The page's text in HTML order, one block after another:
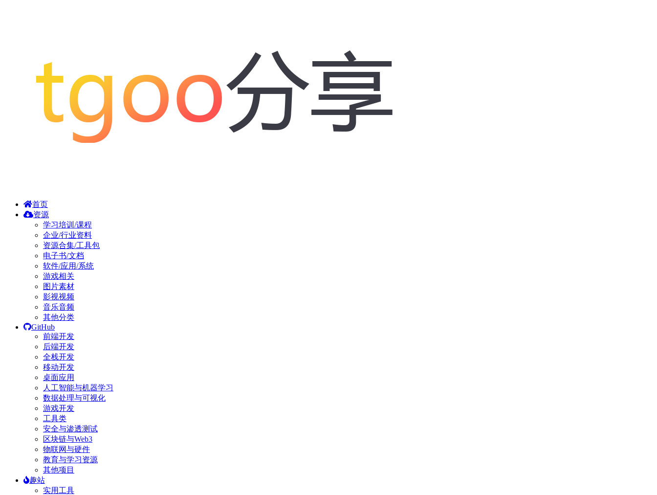
首页
资源
学习培训/课程
企业/行业资料
资源合集/工具包
电子书/文档
软件/应用/系统
游戏相关
图片素材
影视视频
音乐音频
其他分类
GitHub
前端开发
后端开发
全栈开发
移动开发
桌面应用
人工智能与机器学习
数据处理与可视化
游戏开发
工具类
安全与渗透测试
区块链与Web3
物联网与硬件
教育与学习资源
其他项目
趣站
实用工具